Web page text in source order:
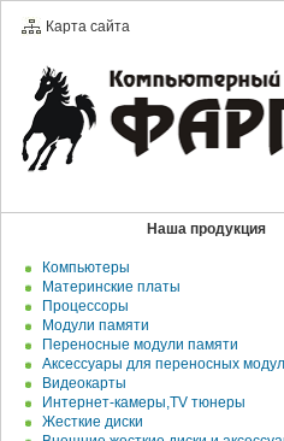
Карта сайта
Наша продукция
Компьютеры
Материнские платы
Процессоры
Модули памяти
Переносные модули памяти
Аксессуары для переносных
Видеокарты
Интернет-камеры,TV тюнеры
Жесткие диски